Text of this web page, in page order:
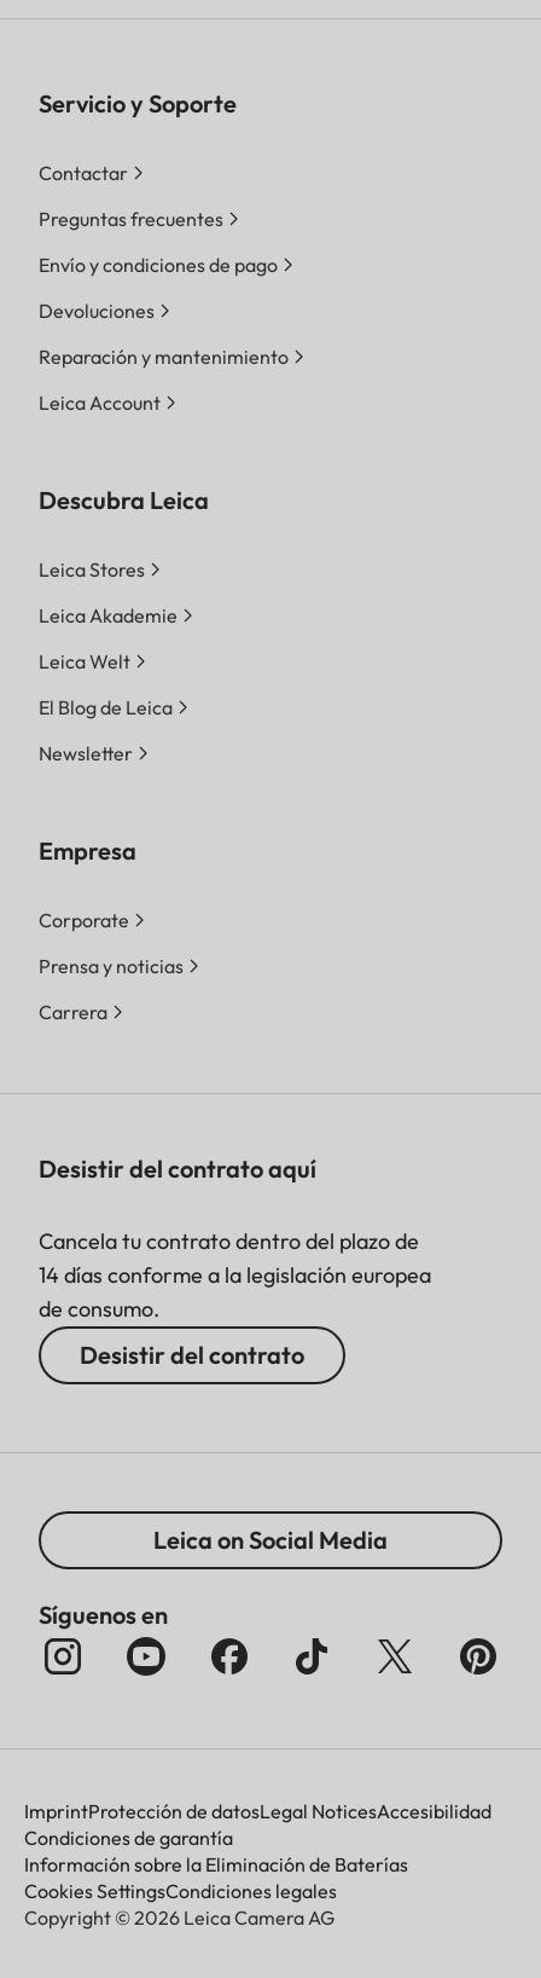
Servicio y Soporte
Contactar
Preguntas frecuentes
Envío y condiciones de pago
Devoluciones
Reparación y mantenimiento
Leica Account
Descubra Leica
Leica Stores
Leica Akademie
Leica Welt
El Blog de Leica
Newsletter
Empresa
Corporate
Prensa y noticias
Carrera
Desistir del contrato aquí
Cancela tu contrato dentro del plazo de
14 días conforme a la legislación europea
de consumo.
Desistir del contrato
Leica on Social Media
Síguenos en
ImprintProtección de datosLegal NoticesAccesibilidad
Condiciones de garantía
Información sobre la Eliminación de Baterías
Cookies SettingsCondiciones legales
Copyright © 2026 Leica Camera AG